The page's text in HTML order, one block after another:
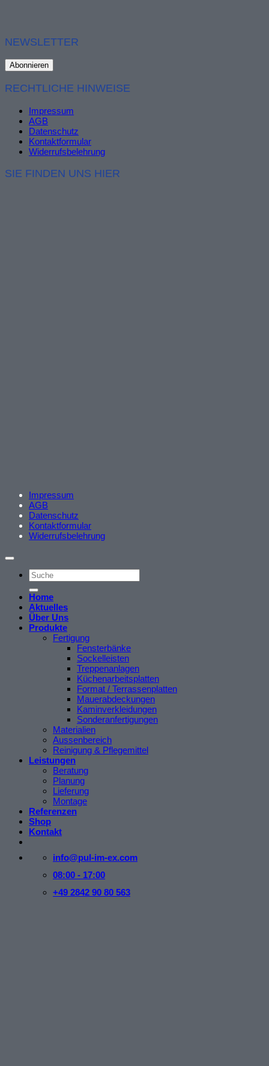
NEWSLETTER
RECHTLICHE HINWEISE
Impressum
AGB
Datenschutz
Kontaktformular
Widerrufsbelehrung
SIE FINDEN UNS HIER
Impressum
AGB
Datenschutz
Kontaktformular
Widerrufsbelehrung
Home
Aktuelles
Über Uns
Produkte
Fertigung
Fensterbänke
Sockelleisten
Treppenanlagen
Küchenarbeitsplatten
Format / Terrassenplatten
Mauerabdeckungen
Kaminverkleidungen
Sonderanfertigungen
Materialien
Aussenbereich
Reinigung & Pflegemittel
Leistungen
Beratung
Planung
Lieferung
Montage
Referenzen
Shop
Kontakt
info@pul-im-ex.com
08:00 - 17:00
+49 2842 90 80 563